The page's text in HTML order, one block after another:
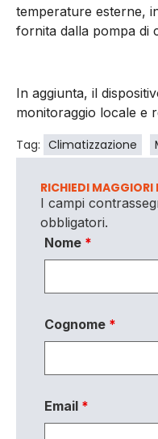
temperature esterne,
fornita dalla pompa di
In aggiunta, il
monitoraggio locale e
Tag: Climatizzazione
RICHIEDI
I campi
obbligatori.
Nome *
Cognome *
Email *